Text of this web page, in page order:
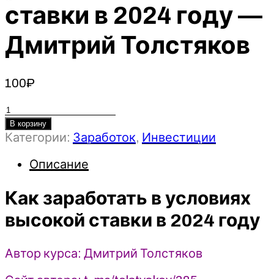
ставки в 2024 году —
Дмитрий Толстяков
100₽
Количество
товара
Как
высокой
в
году
В корзину
Категории: Заработок, Инвестиции
Описание
Как заработать в условиях
высокой ставки в 2024 году
Автор курса: Дмитрий Толстяков